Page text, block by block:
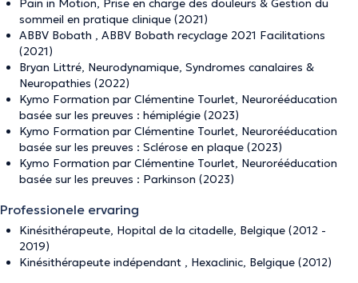
Pain in Motion, Prise en charge des douleurs & Gestion du
sommeil en pratique clinique (2021)
ABBV Bobath , ABBV Bobath recyclage 2021 Facilitations
(2021)
Bryan Littré, Neurodynamique, Syndromes canalaires &
Neuropathies (2022)
Kymo Formation par Clémentine Tourlet, Neurorééducation
basée sur les preuves : hémiplégie (2023)
Kymo Formation par Clémentine Tourlet, Neurorééducation
basée sur les preuves : Sclérose en plaque (2023)
Kymo Formation par Clémentine Tourlet, Neurorééducation
basée sur les preuves : Parkinson (2023)
Professionele ervaring
Kinésithérapeute, Hopital de la citadelle, Belgique (2012 -
2019)
Kinésithérapeute indépendant , Hexaclinic, Belgique (2012)